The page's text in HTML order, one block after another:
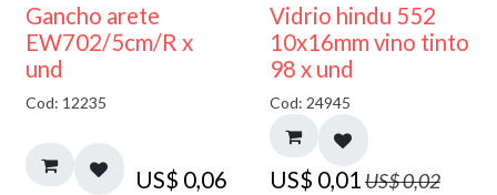
Gancho arete
EW702/5cm/R x
und
Cod: 12235
US$ 0,06
40% DESCUENTO
Vidrio hindu 552
10x16mm vino tinto
98 x und
Cod: 24945
US$ 0,01 US$0,02